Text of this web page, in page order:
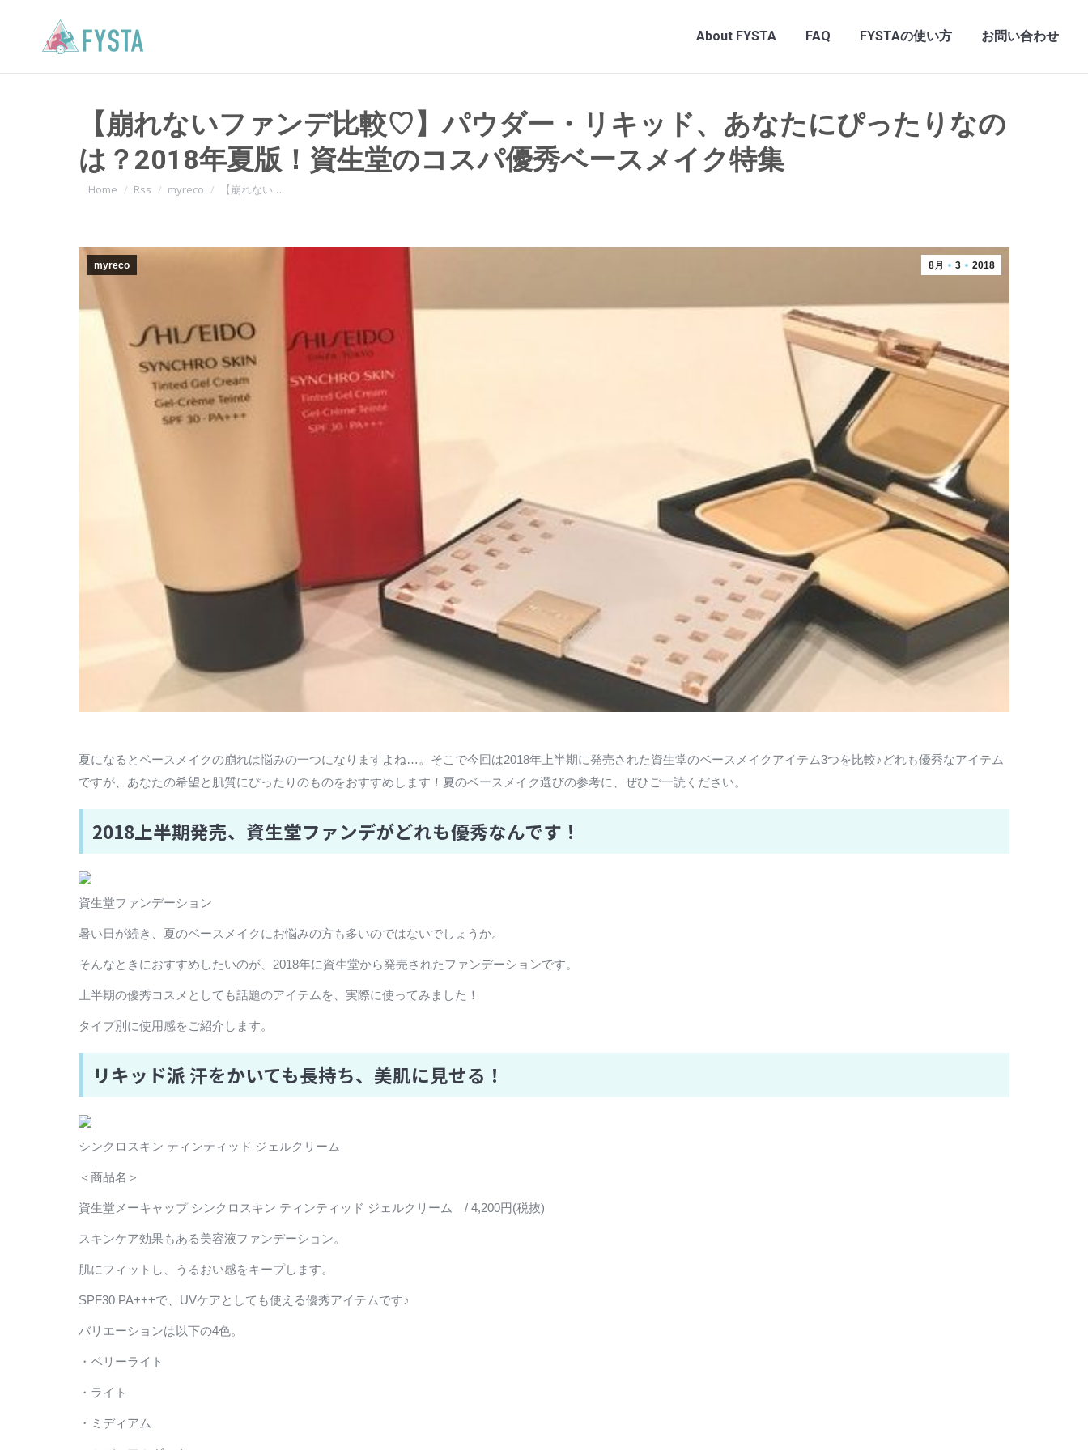
About FYSTA FAQ FYSTAの使い方 お問い合わせ
【崩れないファンデ比較♡】パウダー・リキッド、あなたにぴったりなの
は？2018年夏版！資生堂のコスパ優秀ベースメイク特集
You are here:
Home Rss myreco 【崩れない…
8月 3 2018
myreco
夏になるとベースメイクの崩れは悩みの一つになりますよね…。そこで今回は2018年上半期に発売された資生堂のベースメイクアイテム3つを比較♪どれも優秀なアイテム
ですが、あなたの希望と肌質にぴったりのものをおすすめします！夏のベースメイク選びの参考に、ぜひご一読ください。
2018上半期発売、資生堂ファンデがどれも優秀なんです！
資生堂ファンデーション
暑い日が続き、夏のベースメイクにお悩みの方も多いのではないでしょうか。
そんなときにおすすめしたいのが、2018年に資生堂から発売されたファンデーションです。
上半期の優秀コスメとしても話題のアイテムを、実際に使ってみました！
タイプ別に使用感をご紹介します。
リキッド派 汗をかいても長持ち、美肌に見せる！
シンクロスキン ティンティッド ジェルクリーム
＜商品名＞
資生堂メーキャップ シンクロスキン ティンティッド ジェルクリーム / 4,200円(税抜)
スキンケア効果もある美容液ファンデーション。
肌にフィットし、うるおい感をキープします。
SPF30 PA+++で、UVケアとしても使える優秀アイテムです♪
バリエーションは以下の4色。
・ベリーライト
・ライト
・ミディアム